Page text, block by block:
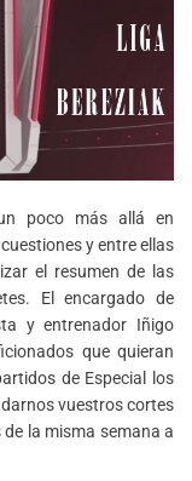
poco más allá en
y entre ellas
el resumen de las
El encargado de
y entrenador Iñigo
que quieran
de Especial los
vuestros cortes
la misma semana a